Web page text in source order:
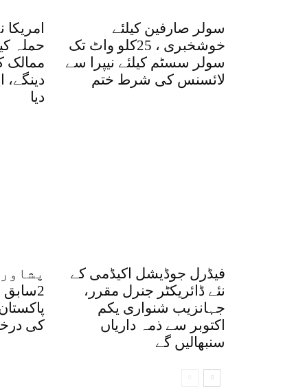
حملہ
ممالک
دینگے،
دیا
سولر صارفین کیلئے
خوشخبری ، 25کلو واٹ تک
سولر سسٹم کیلئے نیپرا سے
لائسنس کی شرط ختم
کی
فیڈرل جوڈیشل اکیڈمی کے
نئے ڈائریکٹر جنرل مقرر،
جہانزیب شنواری یکم
اکتوبر سے ذمہ داریاں
سنبھالیں گے